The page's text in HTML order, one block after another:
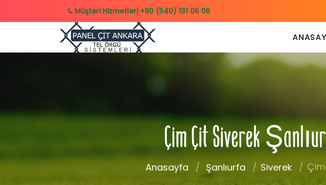
Müşteri Hizmetleri +90 (540) 131 06 06
Çim Çit Siverek
Anasayfa Şanlıurfa Siverek